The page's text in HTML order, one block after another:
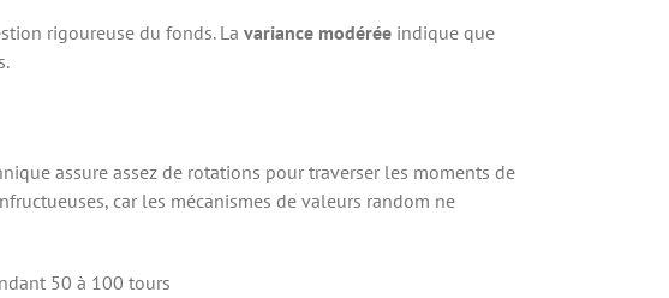
rigoureuse du fonds. La variance modérée indique que
assure assez de rotations pour traverser les moments de
car les mécanismes de valeurs random ne
50 à 100 tours